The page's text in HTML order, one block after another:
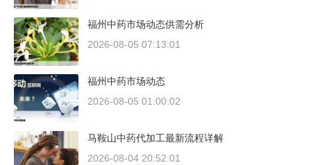
福州中药市场动态供需分析
2026-08-05 07:13:01
福州中药市场动态
2026-08-05 01:00:02
马鞍山中药代加工最新流程详解
2026-08-04 20:52:01